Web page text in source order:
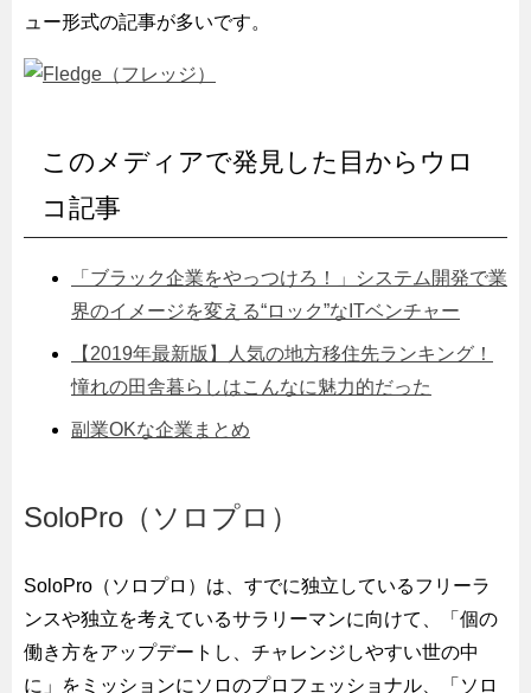
ュー形式の記事が多いです。
このメディアで発見した目からウロ
コ記事
「ブラック企業をやっつけろ！」システム開発で業
界のイメージを変える“ロック”なITベンチャー
【2019年最新版】人気の地方移住先ランキング！
憧れの田舎暮らしはこんなに魅力的だった
副業OKな企業まとめ
SoloPro（ソロプロ）
SoloPro（ソロプロ）は、すでに独立しているフリーラ
ンスや独立を考えているサラリーマンに向けて、「個の
働き方をアップデートし、チャレンジしやすい世の中
に」をミッションにソロのプロフェッショナル、「ソロ